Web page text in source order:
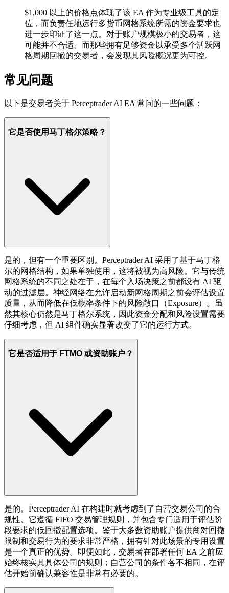
$1,000 以上的价格点体现了该 EA 作为专业级工具的定
位，而负责任地运行多货币网格系统所需的资金要求也
进一步印证了这一点。对于账户规模极小的交易者，这
可能并不合适。而那些拥有足够资金以承受多个活跃网
格周期回撤的交易者，会发现其风险概况更为可控。
常见问题
以下是交易者关于 Perceptrader AI EA 常问的一些问题：
它是否使用马丁格尔策略？
是的，但有一个重要区别。Perceptrader AI 采用了基于马丁格
尔的网格结构，如果单独使用，这将被视为高风险。它与传统
网格系统的不同之处在于，在每个入场决策之前都设有 AI 驱
动的过滤层。神经网络在允许启动新网格周期之前会评估设置
质量，从而降低在低概率条件下的风险敞口（Exposure）。虽
然其核心仍然是马丁格尔系统，因此资金分配和风险设置需要
仔细考虑，但 AI 组件确实显著改变了它的运行方式。
它是否适用于 FTMO 或资助账户？
是的。Perceptrader AI 在构建时就考虑到了自营交易公司的合
规性。它遵循 FIFO 交易管理规则，并包含专门适用于评估阶
段要求的低回撤配置选项。鉴于大多数资助账户提供商对回撤
限制和交易行为的要求非常严格，拥有针对此场景的专用设置
是一个真正的优势。即便如此，交易者在部署任何 EA 之前应
始终核实其具体公司的规则；自营公司的条件各不相同，在评
估开始前确认兼容性是非常有必要的。